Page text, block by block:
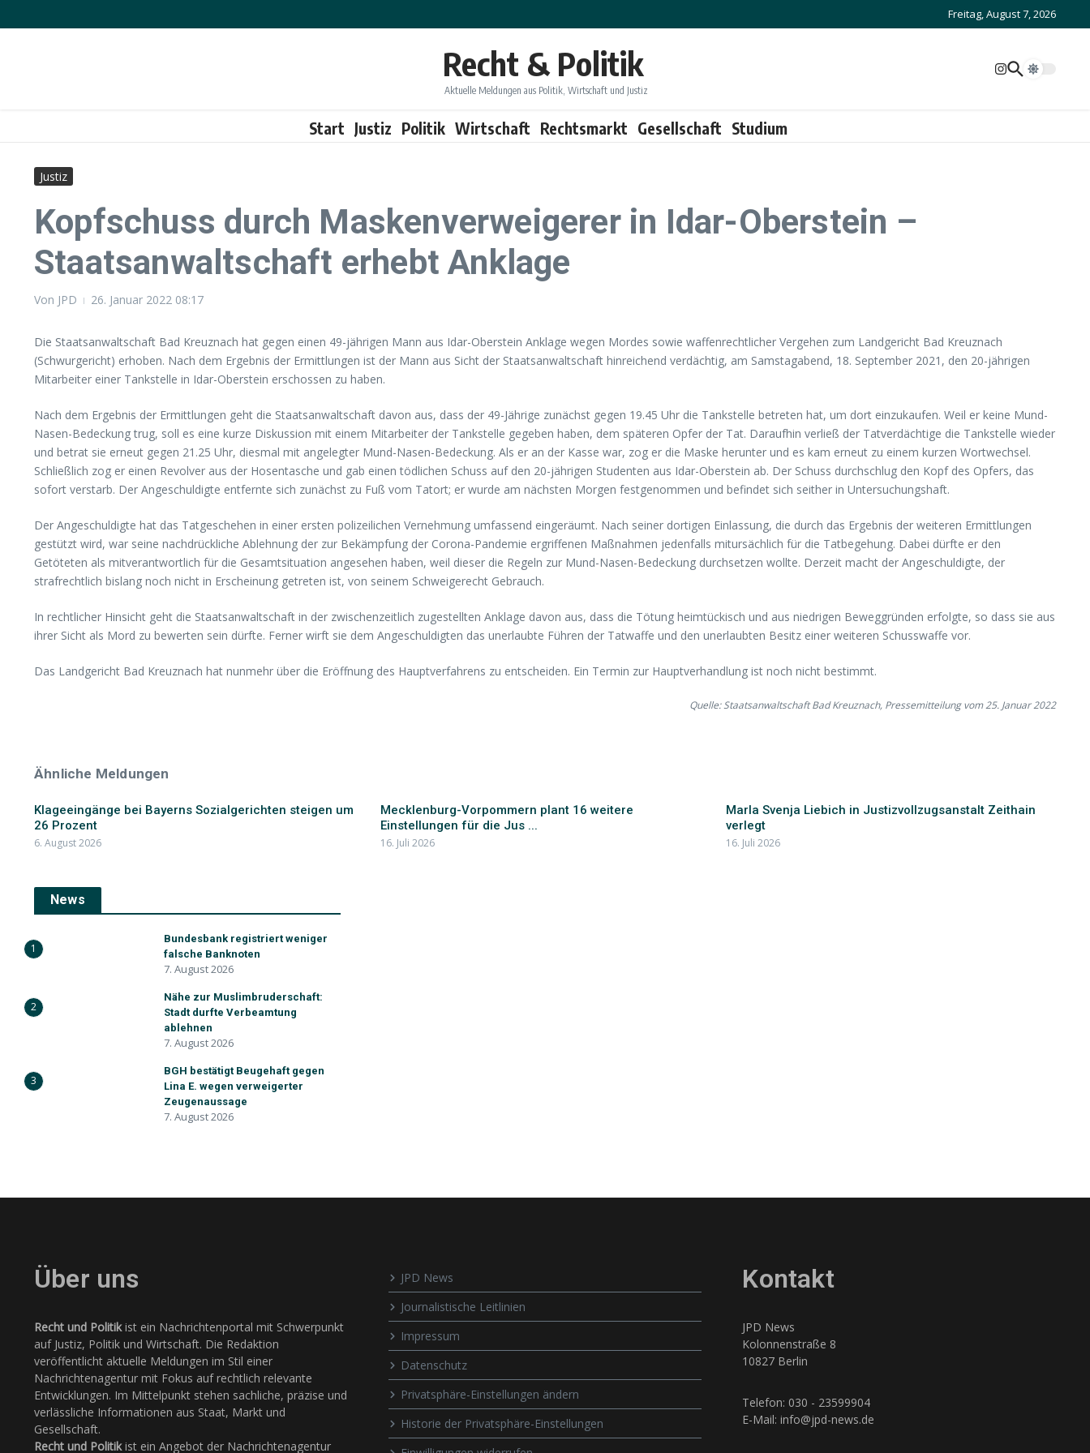
Freitag, August 7, 2026
Recht & Politik
Aktuelle Meldungen aus Politik, Wirtschaft und Justiz
Start Justiz Politik Wirtschaft Rechtsmarkt Gesellschaft Studium
Justiz
Kopfschuss durch Maskenverweigerer in Idar-Oberstein –
Staatsanwaltschaft erhebt Anklage
Von JPD 26. Januar 2022 08:17
Die Staatsanwaltschaft Bad Kreuznach hat gegen einen 49-jährigen Mann aus Idar-Oberstein Anklage wegen Mordes sowie waffenrechtlicher Vergehen zum Landgericht Bad Kreuznach
(Schwurgericht) erhoben. Nach dem Ergebnis der Ermittlungen ist der Mann aus Sicht der Staatsanwaltschaft hinreichend verdächtig, am Samstagabend, 18. September 2021, den 20-jährigen
Mitarbeiter einer Tankstelle in Idar-Oberstein erschossen zu haben.
Nach dem Ergebnis der Ermittlungen geht die Staatsanwaltschaft davon aus, dass der 49-Jährige zunächst gegen 19.45 Uhr die Tankstelle betreten hat, um dort einzukaufen. Weil er keine Mund-
Nasen-Bedeckung trug, soll es eine kurze Diskussion mit einem Mitarbeiter der Tankstelle gegeben haben, dem späteren Opfer der Tat. Daraufhin verließ der Tatverdächtige die Tankstelle wieder
und betrat sie erneut gegen 21.25 Uhr, diesmal mit angelegter Mund-Nasen-Bedeckung. Als er an der Kasse war, zog er die Maske herunter und es kam erneut zu einem kurzen Wortwechsel.
Schließlich zog er einen Revolver aus der Hosentasche und gab einen tödlichen Schuss auf den 20-jährigen Studenten aus Idar-Oberstein ab. Der Schuss durchschlug den Kopf des Opfers, das
sofort verstarb. Der Angeschuldigte entfernte sich zunächst zu Fuß vom Tatort; er wurde am nächsten Morgen festgenommen und befindet sich seither in Untersuchungshaft.
Der Angeschuldigte hat das Tatgeschehen in einer ersten polizeilichen Vernehmung umfassend eingeräumt. Nach seiner dortigen Einlassung, die durch das Ergebnis der weiteren Ermittlungen
gestützt wird, war seine nachdrückliche Ablehnung der zur Bekämpfung der Corona-Pandemie ergriffenen Maßnahmen jedenfalls mitursächlich für die Tatbegehung. Dabei dürfte er den
Getöteten als mitverantwortlich für die Gesamtsituation angesehen haben, weil dieser die Regeln zur Mund-Nasen-Bedeckung durchsetzen wollte. Derzeit macht der Angeschuldigte, der
strafrechtlich bislang noch nicht in Erscheinung getreten ist, von seinem Schweigerecht Gebrauch.
In rechtlicher Hinsicht geht die Staatsanwaltschaft in der zwischenzeitlich zugestellten Anklage davon aus, dass die Tötung heimtückisch und aus niedrigen Beweggründen erfolgte, so dass sie aus
ihrer Sicht als Mord zu bewerten sein dürfte. Ferner wirft sie dem Angeschuldigten das unerlaubte Führen der Tatwaffe und den unerlaubten Besitz einer weiteren Schusswaffe vor.
Das Landgericht Bad Kreuznach hat nunmehr über die Eröffnung des Hauptverfahrens zu entscheiden. Ein Termin zur Hauptverhandlung ist noch nicht bestimmt.
Quelle: Staatsanwaltschaft Bad Kreuznach, Pressemitteilung vom 25. Januar 2022
Ähnliche Meldungen
Klageeingänge bei Bayerns Sozialgerichten steigen um
26 Prozent
6. August 2026
Mecklenburg-Vorpommern plant 16 weitere
Einstellungen für die Jus ...
16. Juli 2026
Marla Svenja Liebich in Justizvollzugsanstalt Zeithain
verlegt
16. Juli 2026
News
1
Bundesbank registriert weniger
falsche Banknoten
7. August 2026
2
Nähe zur Muslimbruderschaft:
Stadt durfte Verbeamtung
ablehnen
7. August 2026
3
BGH bestätigt Beugehaft gegen
Lina E. wegen verweigerter
Zeugenaussage
7. August 2026
Über uns
Recht und Politikist ein Nachrichtenportal mit Schwerpunkt
auf Justiz, Politik und Wirtschaft. Die Redaktion
veröffentlicht aktuelle Meldungen im Stil einer
Nachrichtenagentur mit Fokus auf rechtlich relevante
Entwicklungen. Im Mittelpunkt stehen sachliche, präzise und
verlässliche Informationen aus Staat, Markt und
Gesellschaft.
Recht und Politikist ein Angebot der Nachrichtenagentur
JPD News
Journalistische Leitlinien
Impressum
Datenschutz
Privatsphäre-Einstellungen ändern
Historie der Privatsphäre-Einstellungen
Kontakt
JPD News
Kolonnenstraße 8
10827 Berlin
Telefon: 030 - 23599904
E-Mail: info@jpd-news.de